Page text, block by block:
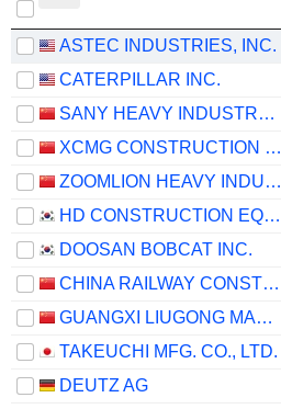
ASTEC INDUSTRIES, INC.
CATERPILLAR INC.
SANY HEAVY INDUSTRY CO.,LTD
XCMG CONSTRUCTION MACHINERY CO., LTD.
ZOOMLION HEAVY INDUSTRY SCIENCE AND TECHNOLOGY CO., LTD.
HD CONSTRUCTION EQUIPMENT CO., LTD.
DOOSAN BOBCAT INC.
CHINA RAILWAY CONSTRUCTION HEAVY INDUSTRY CORPORATION LIMITED
GUANGXI LIUGONG MACHINERY CO., LTD.
TAKEUCHI MFG. CO., LTD.
DEUTZ AG